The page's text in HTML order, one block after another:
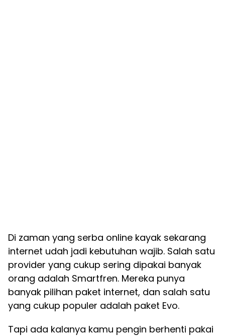
Di zaman yang serba online kayak sekarang
internet udah jadi kebutuhan wajib. Salah satu
provider yang cukup sering dipakai banyak
orang adalah Smartfren. Mereka punya
banyak pilihan paket internet, dan salah satu
yang cukup populer adalah paket Evo.
Tapi ada kalanya kamu pengin berhenti pakai